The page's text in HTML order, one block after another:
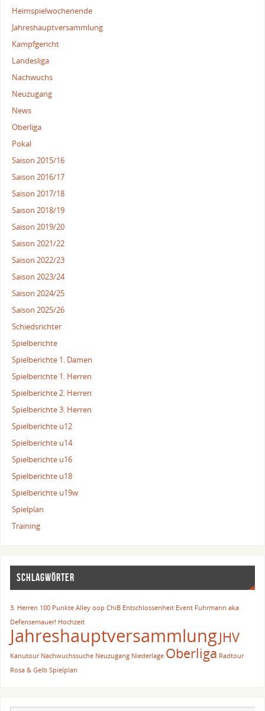
Heimspielwochenende
Jahreshauptversammlung
Kampfgericht
Landesliga
Nachwuchs
Neuzugang
News
Oberliga
Pokal
Saison 2015/16
Saison 2016/17
Saison 2017/18
Saison 2018/19
Saison 2019/20
Saison 2021/22
Saison 2022/23
Saison 2023/24
Saison 2024/25
Saison 2025/26
Schiedsrichter
Spielberichte
Spielberichte 1. Damen
Spielberichte 1. Herren
Spielberichte 2. Herren
Spielberichte 3. Herren
Spielberichte u12
Spielberichte u14
Spielberichte u16
Spielberichte u18
Spielberichte u19w
Spielplan
Training
SCHLAGWÖRTER
3. Herren 100 Punkte Alley oop ChiB Entschlossenheit Event Fuhrmann aka
Defensemauer! Hochzeit
JahreshauptversammlungJHV
Kanutour Nachwuchssuche Neuzugang Niederlage Oberliga Radtour
Rosa & Gelb Spielplan